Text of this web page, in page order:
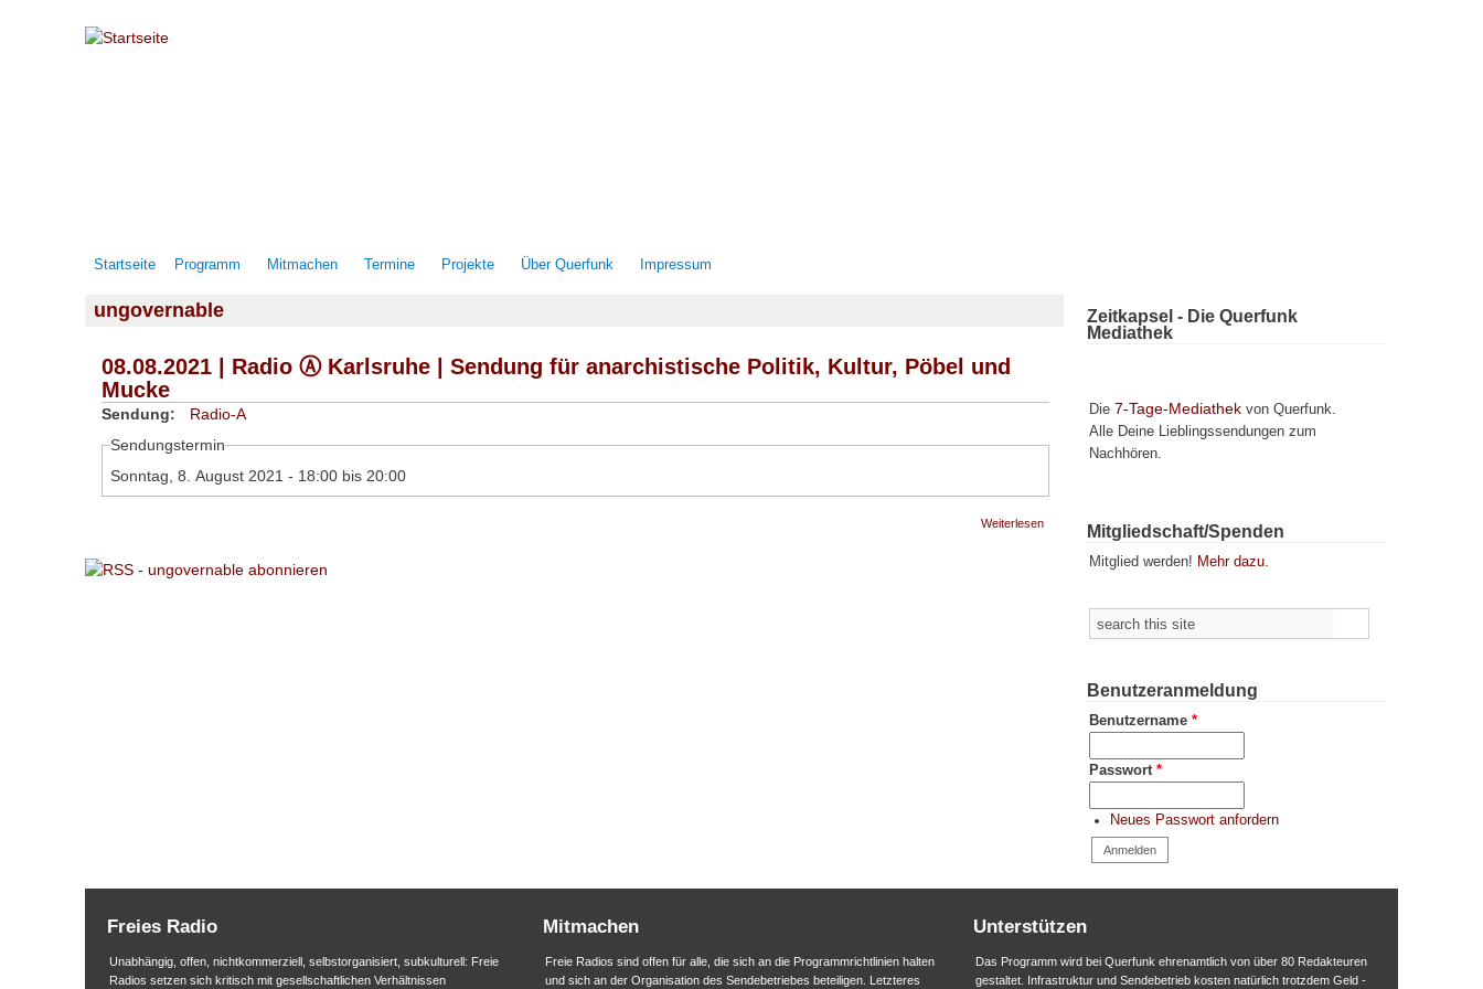
Direkt zum Inhalt
Startseite Programm Mitmachen Termine Projekte Über Querfunk Impressum
ungovernable
08.08.2021 | Radio Ⓐ Karlsruhe | Sendung für anarchistische Politik, Kultur, Pöbel und
Mucke
Sendung:
Radio-A
Sendungstermin
Sonntag, 8. August 2021 - 18:00 bis 20:00
Weiterlesen
08.08.2021 |
Radio Ⓐ
Karlsruhe |
Politik, Kultur,
Pöbel und
Zeitkapsel - Die Querfunk
Mediathek
Die 7-Tage-Mediathek von Querfunk.
Alle Deine Lieblingssendungen zum
Nachhören.
Mitgliedschaft/Spenden
Mitglied werden! Mehr dazu.
Suchformular
Benutzeranmeldung
Benutzername*
Passwort*
Neues Passwort anfordern
Freies Radio
Unabhängig, offen, nichtkommerziell, selbstorganisiert, subkulturell: Freie
Radios setzen sich kritisch mit gesellschaftlichen Verhältnissen
Mitmachen
Freie Radios sind offen für alle, die sich an die Programmrichtlinien halten
und sich an der Organisation des Sendebetriebes beteiligen. Letzteres
Unterstützen
Das Programm wird bei Querfunk ehrenamtlich von über 80 Redakteuren
gestaltet. Infrastruktur und Sendebetrieb kosten natürlich trotzdem Geld -